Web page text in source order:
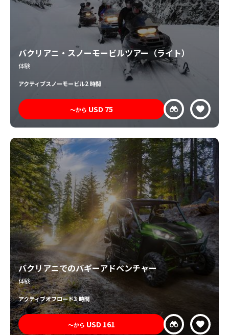
バクリアニ・スノーモービルツアー（ライト）
体験
アクティブスノーモービル2 時間
〜から USD75
バクリアニでのバギーアドベンチャー
体験
アクティブオフロード3 時間
〜から USD161